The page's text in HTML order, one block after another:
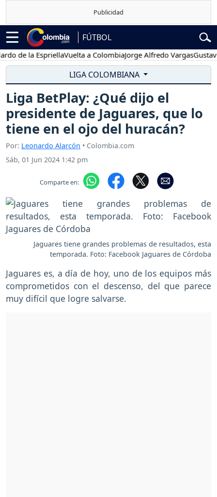
FÚTBOL
la EspriellaVuelta a ColombiaJorge Alfredo VargasGustavo
LIGA COLOMBIANA
Liga BetPlay: ¿Qué dijo el
presidente de Jaguares, que lo
tiene en el ojo del huracán?
Por: Leonardo Alarcón • Colombia.com
Sáb, 01 Jun 2024 1:42 pm
Comparte en:
Jaguares tiene grandes problemas de resultados, esta
temporada. Foto: Facebook Jaguares de Córdoba
Jaguares es, a día de hoy, uno de los equipos más
comprometidos con el descenso, del que parece
muy difícil que logre salvarse.